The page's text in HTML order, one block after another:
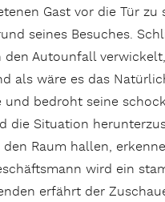
Gast vor die Tür zu
seines Besuches.
Autounfall
als wäre es das
bedroht seine
die Situation
Raum hallen,
wird ein
erfährt der